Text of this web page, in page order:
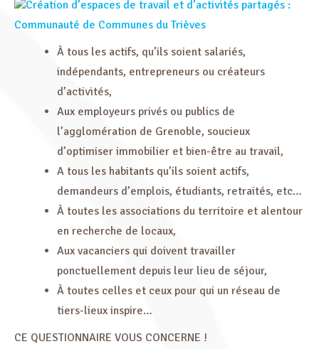
Création d’espaces de travail et d’activités partagés :
Communauté de Communes du Trièves
À tous les actifs, qu’ils soient salariés,
indépendants, entrepreneurs ou créateurs
d’activités,
Aux employeurs privés ou publics de
l’agglomération de Grenoble, soucieux
d’optimiser immobilier et bien-être au travail,
A tous les habitants qu’ils soient actifs,
demandeurs d’emplois, étudiants, retraités, etc…
À toutes les associations du territoire et alentour
en recherche de locaux,
Aux vacanciers qui doivent travailler
ponctuellement depuis leur lieu de séjour,
À toutes celles et ceux pour qui un réseau de
tiers-lieux inspire…
CE QUESTIONNAIRE VOUS CONCERNE !